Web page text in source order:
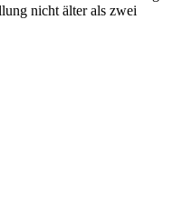
nicht älter als zwei